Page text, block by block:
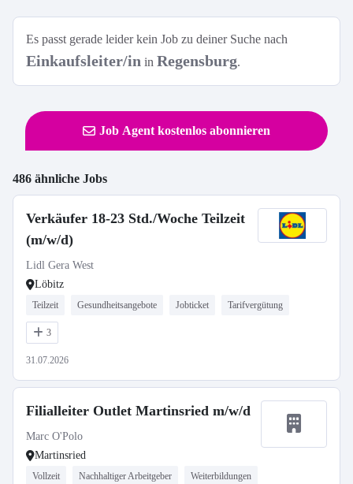
Es passt gerade leider kein Job zu deiner Suche nach
Einkaufsleiter/in in Regensburg.
Job Agent kostenlos abonnieren
486 ähnliche Jobs
Verkäufer 18-23 Std./Woche Teilzeit
(m/w/d)
Lidl Gera West
Löbitz
Teilzeit Gesundheitsangebote Jobticket Tarifvergütung
3
31.07.2026
Filialleiter Outlet Martinsried m/w/d
Marc O'Polo
Martinsried
Vollzeit Nachhaltiger Arbeitgeber Weiterbildungen